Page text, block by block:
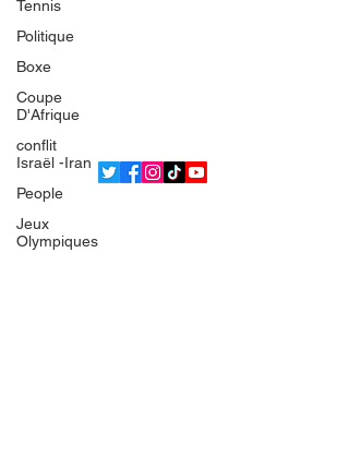
Tennis
Politique
Boxe
Coupe
D'Afrique
conflit
Israël -Iran
People
Jeux
Olympiques
L'équipe
Politique de confidentialité
Termes et conditions
© 2025 Bsean Media TV